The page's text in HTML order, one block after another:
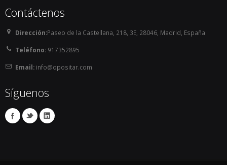
Contáctenos
Dirección:Paseo de la Castellana, 218, 3E, 28046, Madrid, España
Teléfono: 917352895
Email:info@opositar.com
Síguenos